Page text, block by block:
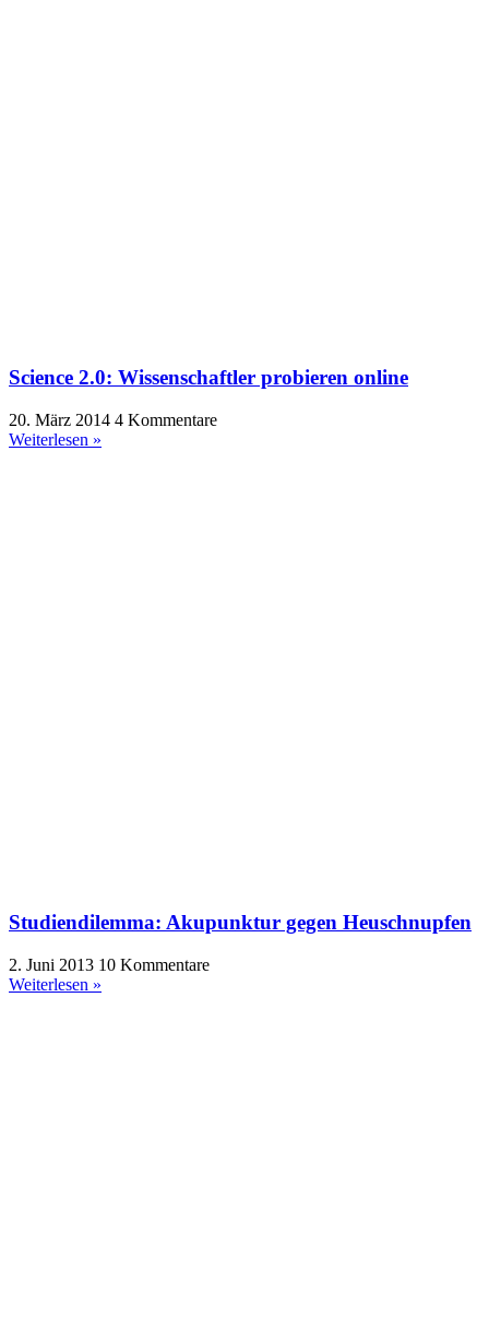
Science 2.0: Wissenschaftler probieren online
20. März 2014 4 Kommentare
Weiterlesen »
Studiendilemma: Akupunktur gegen Heuschnupfen
2. Juni 2013 10 Kommentare
Weiterlesen »